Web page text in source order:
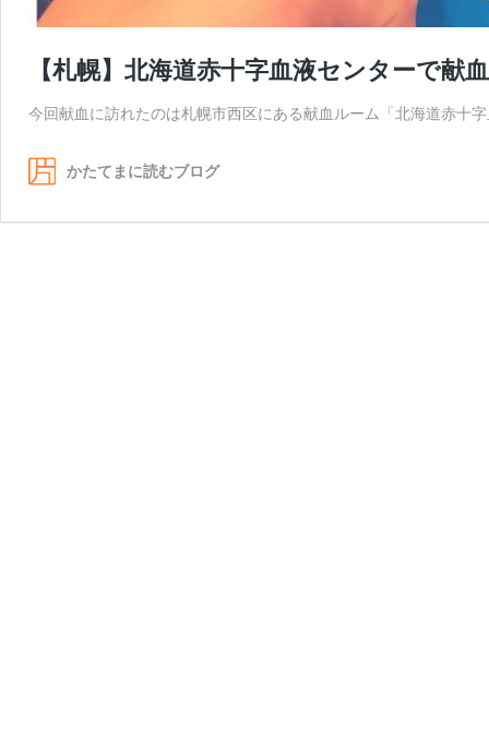
【札幌】北海道赤十字血液センターで献
今回献血に訪れたのは札幌市西区にある献血ルーム「北海道赤十
かたてまに読むブログ